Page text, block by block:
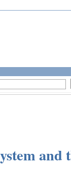
and